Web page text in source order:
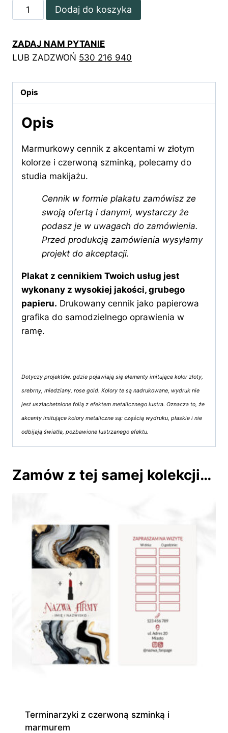
ilość
Cennik
marmurem
i
szminką
Dodaj do koszyka
ZADAJ NAM PYTANIE
LUB ZADZWOŃ 530 216 940
Opis
Opis
Marmurkowy cennik z akcentami w złotym
kolorze i czerwoną szminką, polecamy do
studia makijażu.
Cennik w formie plakatu zamówisz ze
swoją ofertą i danymi, wystarczy że
podasz je w uwagach do zamówienia.
Przed produkcją zamówienia wysyłamy
projekt do akceptacji.
Plakat z cennikiem Twoich usług jest
wykonany z wysokiej jakości, grubego
papieru. Drukowany cennik jako papierowa
grafika do samodzielnego oprawienia w
ramę.
Dotyczy projektów, gdzie pojawiają się elementy imitujące kolor złoty,
srebrny, miedziany, rose gold. Kolory te są nadrukowane, wydruk nie
jest uszlachetnione folią z efektem metalicznego lustra. Oznacza to, że
akcenty imitujące kolory metaliczne są: częścią wydruku, płaskie i nie
odbijają światła, pozbawione lustrzanego efektu.
Zamów z tej samej kolekcji…
Terminarzyki z czerwoną szminką i
marmurem